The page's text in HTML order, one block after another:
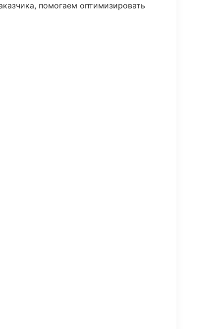
помогаем оптимизировать